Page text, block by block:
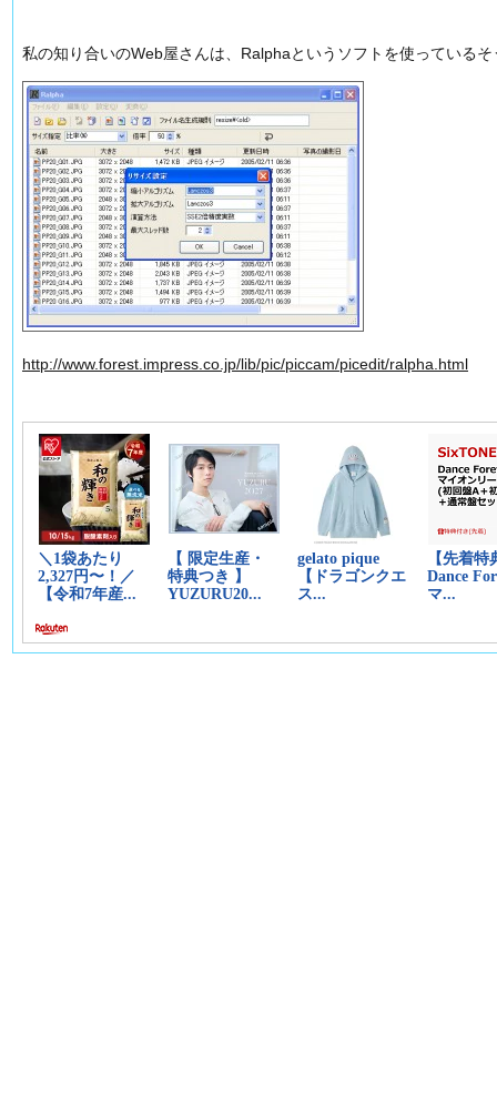
私の知り合いのWeb屋さんは、Ralphaというソフトを使っているそ
http://www.forest.impress.co.jp/lib/pic/piccam/picedit/ralpha.html